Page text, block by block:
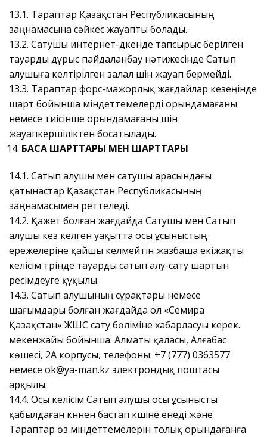
13.1. Тараптар Қазақстан Республикасының
заңнамасына сәйкес жауапты болады.
13.2. Сатушы интернет-дүкенде тапсырыс берілген
тауарды дұрыс пайдаланбау нәтижесінде Сатып
алушыға келтірілген залал үшін жауап бермейді.
13.3. Тараптар форс-мажорлық жағдайлар кезеңінде
шарт бойынша міндеттемелерді орындамағаны
немесе тиісінше орындамағаны үшін
жауапкершіліктен босатылады.
БАСҚА ШАРТТАРЫ МЕН ШАРТТАРЫ
14.1. Сатып алушы мен сатушы арасындағы
қатынастар Қазақстан Республикасының
заңнамасымен реттеледі.
14.2. Қажет болған жағдайда Сатушы мен Сатып
алушы кез келген уақытта осы ұсыныстың
ережелеріне қайшы келмейтін жазбаша екіжақты
келісім түрінде тауарды сатып алу-сату шартын
ресімдеуге құқылы.
14.3. Сатып алушының сұрақтары немесе
шағымдары болған жағдайда ол «Семира
Қазақстан» ЖШС сату бөліміне хабарласуы керек.
мекенжайы бойынша: Алматы қаласы, Алғабас
көшесі, 2А корпусы, телефоны: +7 (777) 0363577
немесе ok@ya-man.kz электрондық поштасы
арқылы.
14.4. Осы келісім Сатып алушы осы ұсынысты
қабылдаған күннен бастап күшіне енеді және
Тараптар өз міндеттемелерін толық орындағанға